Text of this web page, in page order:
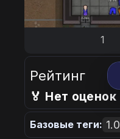
1
Рейтинг
🏅 Нет оценок
Базовые теги: 1.0